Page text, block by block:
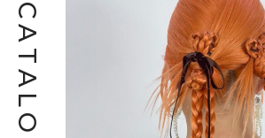
C
A
T
A
L
O